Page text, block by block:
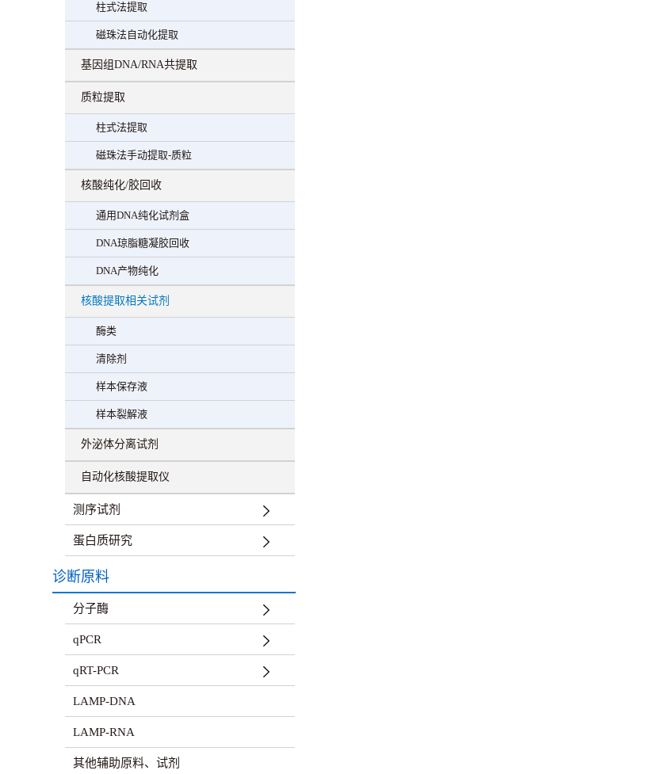
柱式法提取
磁珠法自动化提取
基因组DNA/RNA共提取
质粒提取
柱式法提取
磁珠法手动提取-质粒
核酸纯化/胶回收
通用DNA纯化试剂盒
DNA琼脂糖凝胶回收
DNA产物纯化
核酸提取相关试剂
酶类
清除剂
样本保存液
样本裂解液
外泌体分离试剂
自动化核酸提取仪
测序试剂
蛋白质研究
诊断原料
分子酶
qPCR
qRT-PCR
LAMP-DNA
LAMP-RNA
其他辅助原料、试剂